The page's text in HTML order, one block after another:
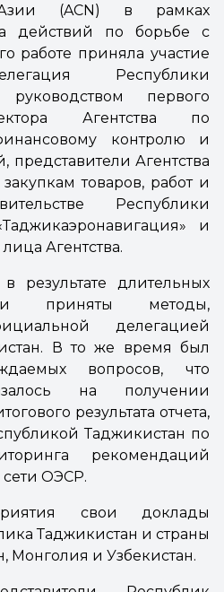
(ACN) в рамках
действий по борьбе с
работе приняла участие
Республики
первого
Агентства по
контролю и
представители Агентства
товаров, работ и
Республики
и
Агентства.
результате длительных
приняты методы,
делегацией
В то же время был
вопросов, что
на получении
результата отчета,
Таджикистан по
рекомендаций
ОЭСР.
свои доклады
Таджикистан и страны
Монголия и Узбекистан.